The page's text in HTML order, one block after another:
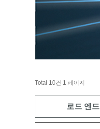
Total 10건 1 페이지
로드 엔드